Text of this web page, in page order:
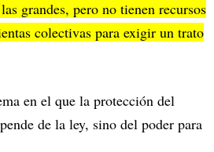
grandes, pero no tienen recursos
colectivas para exigir un trato
en el que la protección del
de la ley, sino del poder para